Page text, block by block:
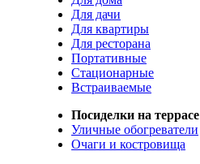
Для дачи
Для квартиры
Для ресторана
Портативные
Стационарные
Встраиваемые
Посиделки на террасе
Уличные обогреватели
Очаги и костровища